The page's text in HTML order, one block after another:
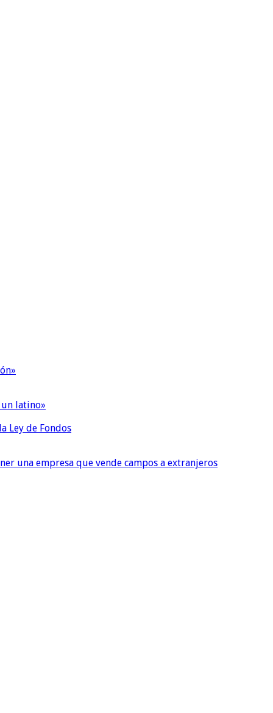
latino»
Ley de Fondos
una empresa que vende campos a extranjeros